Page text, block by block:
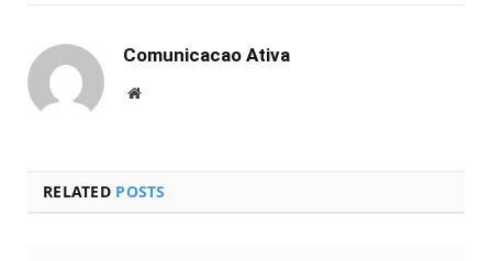
Comunicacao Ativa
Website
RELATED POSTS